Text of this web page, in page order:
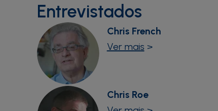
Entrevistados
Chris French
Ver mais >
Chris Roe